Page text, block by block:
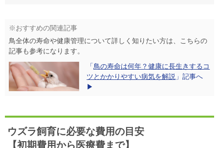
※おすすめの関連記事
鳥全体の寿命や健康管理について詳しく知りたい方は、こちらの
記事も参考になります。
「鳥の寿命は何年？健康に長生きするコ
ツとかかりやすい病気を解説 」記事へ
▶
ウズラ飼育に必要な費用の目安
【初期費用から医療費まで】